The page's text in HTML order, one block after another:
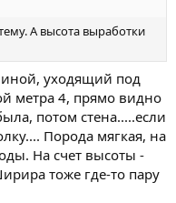
А высота выработки
уходящий под
метра 4, прямо видно
потом стена.....если
Порода мягкая, на
На счет высоты -
тоже где-то пару